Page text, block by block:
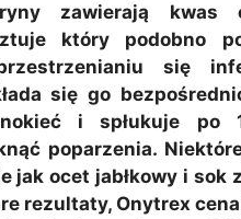
zawierają kwas
który podobno
się
się go
i spłukuje po
poparzenia.
jak ocet jabłkowy i sok
rezultaty, Onytrex